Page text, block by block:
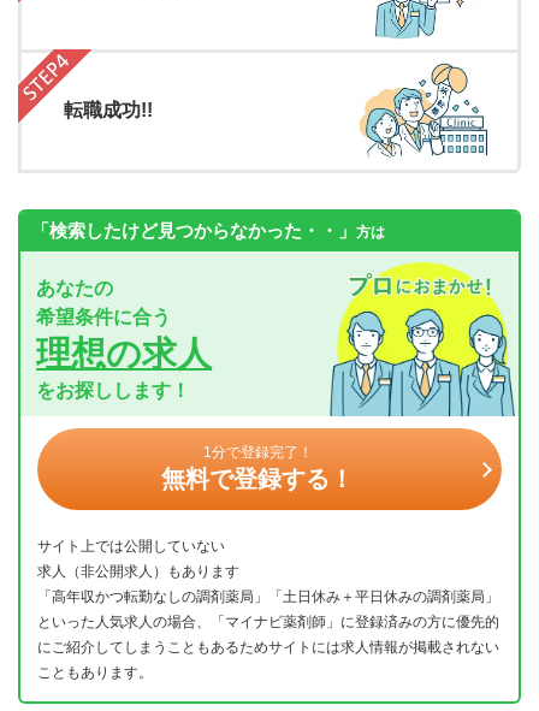
転職成功!!
「検索したけど見つからなかった・・」 方は
あなたの
希望条件に合う
理想の求人
をお探しします！
1分で登録完了！
無料で登録する！
サイト上では公開していない
求人（非公開求人）もあります
「高年収かつ転勤なしの調剤薬局」「土日休み＋平日休みの調剤薬局」
といった人気求人の場合、「マイナビ薬剤師」に登録済みの方に優先的
にご紹介してしまうこともあるためサイトには求人情報が掲載されない
こともあります。